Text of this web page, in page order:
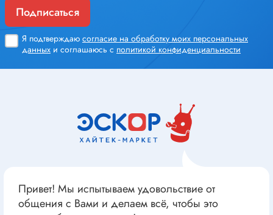
Подписаться
Я подтверждаю согласие на обработку моих персональных
данных и соглашаюсь с политикой конфиденциальности
Привет! Мы испытываем удовольствие от
общения с Вами и делаем всё, чтобы это